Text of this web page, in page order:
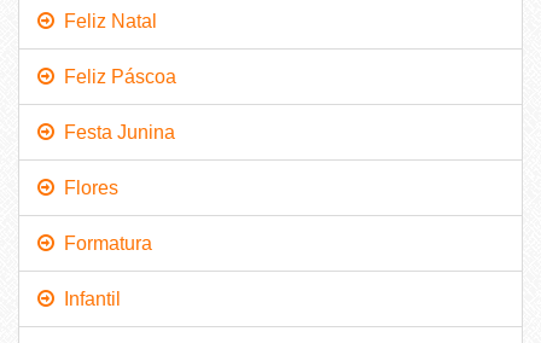
Feliz Natal
Feliz Páscoa
Festa Junina
Flores
Formatura
Infantil